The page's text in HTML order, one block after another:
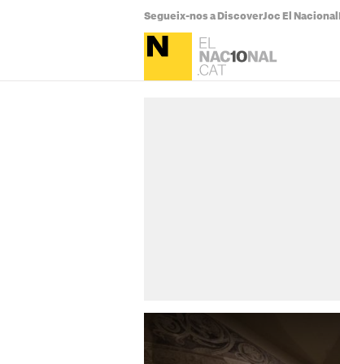
Segueix-nos a DiscoverJoc El Nacional